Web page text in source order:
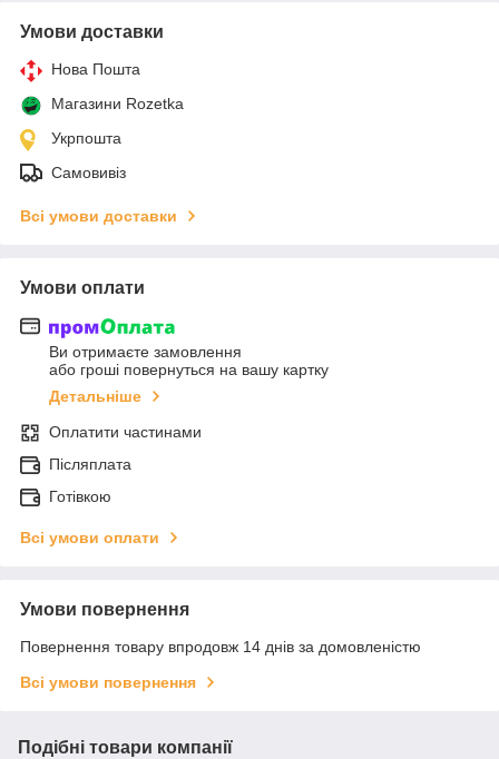
Умови доставки
Нова Пошта
Магазини Rozetka
Укрпошта
Самовивіз
Всі умови доставки
Умови оплати
Ви отримаєте замовлення
або гроші повернуться на вашу картку
Детальніше
Оплатити частинами
Післяплата
Готівкою
Всі умови оплати
Умови повернення
Повернення товару впродовж 14 днів за домовленістю
Всі умови повернення
Подібні товари компанії